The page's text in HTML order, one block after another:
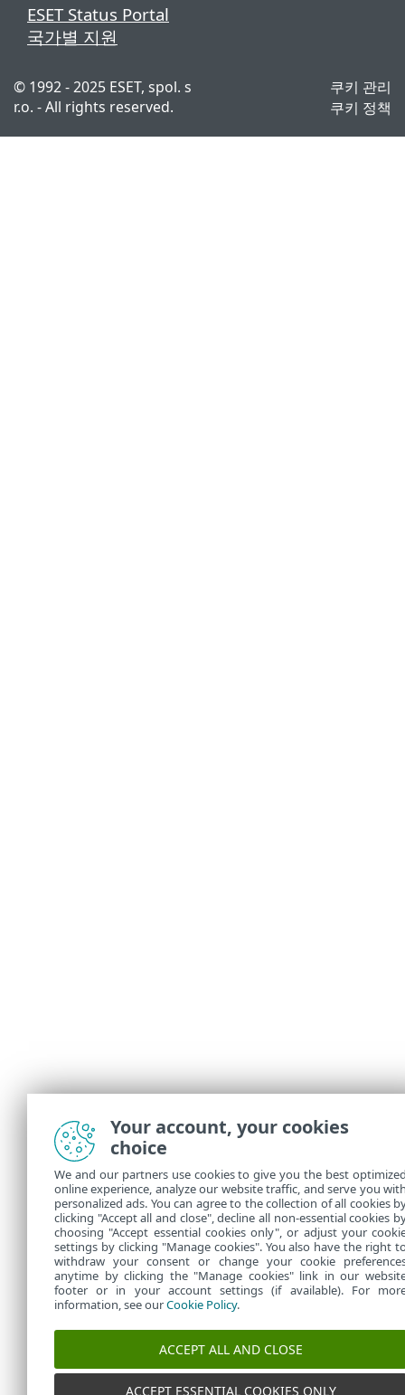
ESET Status Portal
국가별 지원
© 1992 - 2025 ESET, spol. s
r.o. - All rights reserved.
쿠키 관리
쿠키 정책
Your account, your cookies
choice
We and our partners use cookies to give you the best
online experience, analyze our website traffic, and serve you
personalized ads. You can agree to the collection of all cookies
clicking "Accept all and close", decline all non-essential cookies
choosing "Accept essential cookies only", or adjust your
settings by clicking "Manage cookies". You also have the right
withdraw your consent or change your cookie
anytime by clicking the "Manage cookies" link in our
footer or in your account settings (if available). For
information, see ourCookie Policy.
ACCEPT ALL AND CLOSE
ACCEPT ESSENTIAL COOKIES ONLY